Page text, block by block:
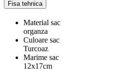
Fisa tehnica
Material sac
organza
Culoare sac
Turcoaz
Marime sac
12x17cm